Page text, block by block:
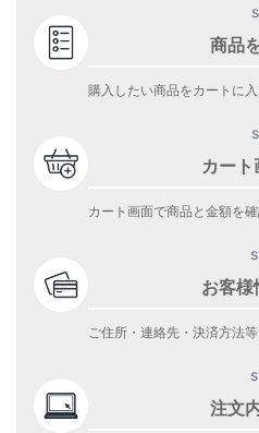
商品
購入したい商品をカートに入
カー
カート画面で商品と金額を確
お客様
ご住所・連絡先・決済方法等
注文